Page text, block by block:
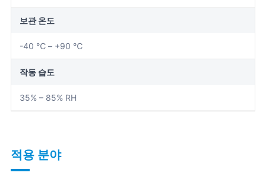
보관 온도
-40 ℃ – +90 ℃
작동 습도
35% – 85% RH
적용 분야